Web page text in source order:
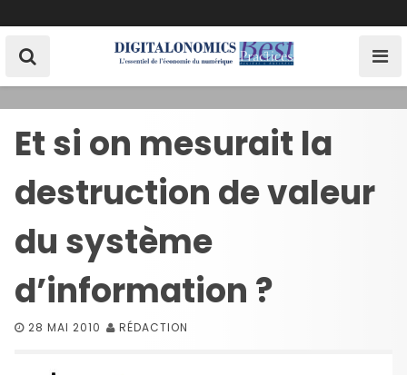
k
Et si on mesurait la
destruction de valeur
du système
d’information ?
28 MAI 2010 RÉDACTION